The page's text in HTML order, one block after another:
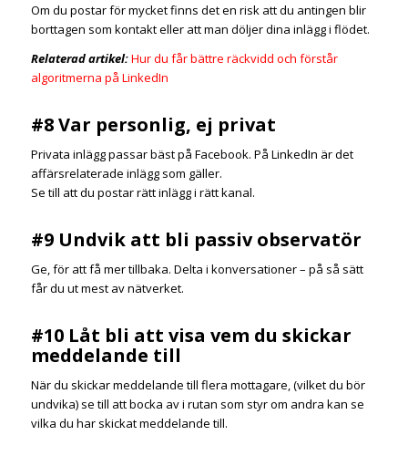
Om du postar för mycket finns det en risk att du antingen blir
borttagen som kontakt eller att man döljer dina inlägg i flödet.
Relaterad artikel:Hur du får bättre räckvidd och förstår
algoritmerna på LinkedIn
#8 Var personlig, ej privat
Privata inlägg passar bäst på Facebook. På LinkedIn är det
affärsrelaterade inlägg som gäller.
Se till att du postar rätt inlägg i rätt kanal.
#9 Undvik att bli passiv observatör
Ge, för att få mer tillbaka. Delta i konversationer – på så sätt
får du ut mest av nätverket.
#10 Låt bli att visa vem du skickar
meddelande till
När du skickar meddelande till flera mottagare, (vilket du bör
undvika) se till attbocka av i rutan som styr om andra kan se
vilka du har skickat meddelande till.